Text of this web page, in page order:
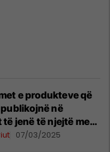
e produkteve që
në
jenë të njejtë me
07/03/2025